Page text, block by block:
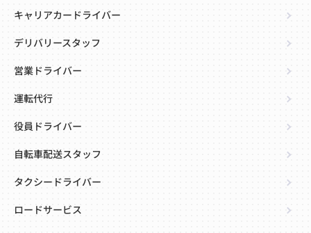
キャリアカードライバー
デリバリースタッフ
営業ドライバー
運転代行
役員ドライバー
自転車配送スタッフ
タクシードライバー
ロードサービス